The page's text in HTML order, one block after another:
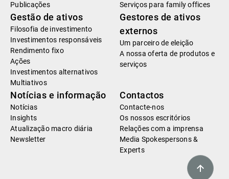
Publicações
Serviços para family offices
Gestão de ativos
Filosofia de investimento
Investimentos responsáveis
Rendimento fixo
Ações
Investimentos alternativos
Multiativos
Gestores de ativos
externos
Um parceiro de eleição
A nossa oferta de produtos e
serviços
Notícias e informação
Notícias
Insights
Atualização macro diária
Newsletter
Contactos
Contacte-nos
Os nossos escritórios
Relações com a imprensa
Media Spokespersons &
Experts